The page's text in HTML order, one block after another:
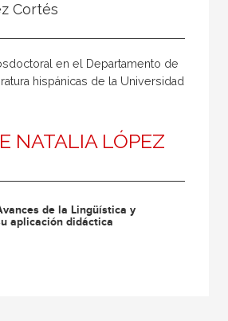
Cortés
en el Departamento de
hispánicas de la Universidad
NATALIA LÓPEZ
de la Lingüística y
aplicación didáctica